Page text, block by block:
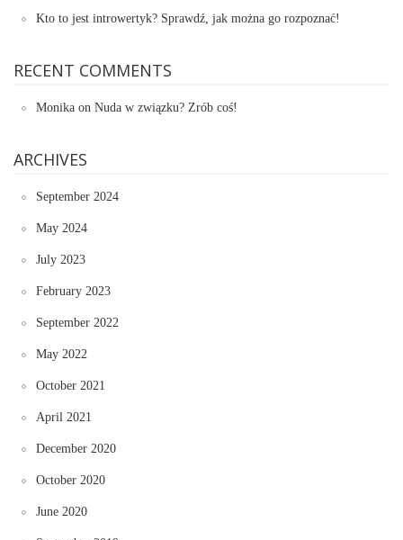
Kto to jest introwertyk? Sprawdź, jak można go rozpoznać!
RECENT COMMENTS
Monika on Nuda w związku? Zrób coś!
ARCHIVES
September 2024
May 2024
July 2023
February 2023
September 2022
May 2022
October 2021
April 2021
December 2020
October 2020
June 2020